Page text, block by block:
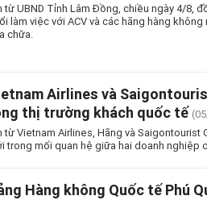
từ UBND Tỉnh Lâm Đồng, chiều ngày 4/8,
làm việc với ACV và các hãng hàng
chữa.
Airlines và
thị trường khách quốc tế
từ Vietnam Airlines, Hãng và
trong mối quan hệ giữa hai doanh nghiệp
Hàng không Quốc tế Phú